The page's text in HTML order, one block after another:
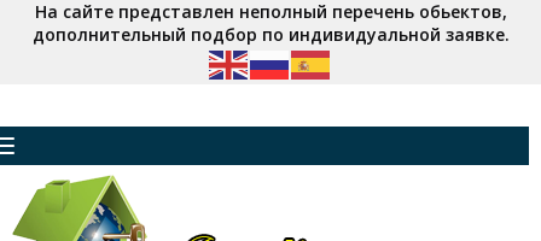
На сайте представлен неполный перечень обьектов,
дополнительный подбор по индивидуальной заявке.